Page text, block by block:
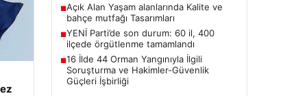
■Açık Alan Yaşam alanlarında Kalite ve
bahçe mutfağı Tasarımları
■YENİ Parti’de son durum: 60 il, 400
ilçede örgütlenme tamamlandı
■16 İlde 44 Orman Yangınıyla İlgili
Soruşturma ve Hakimler-Güvenlik
Güçleri İşbirliği